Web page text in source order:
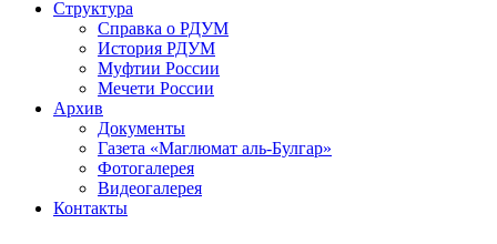
Структура
Справка о РДУМ
История РДУМ
Муфтии России
Мечети России
Архив
Документы
Газета «Маглюмат аль-Булгар»
Фотогалерея
Видеогалерея
Контакты